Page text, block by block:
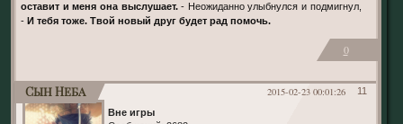
оставит и меня она выслушает.- Неожиданно улыбнулся и подмигнул,
- И тебя тоже. Твой новый друг будет рад помочь.
0
11
2015-02-23 00:01:26
Сын Неба
Вне игры